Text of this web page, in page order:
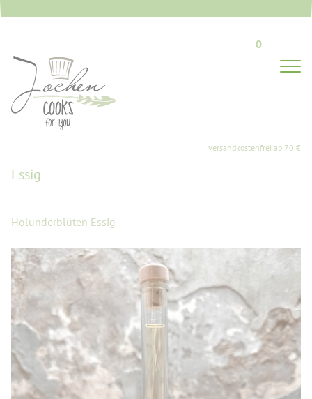
0
Essig
Holunderblüten Essig